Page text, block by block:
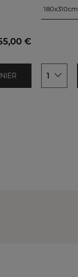
€
180x310cm
1